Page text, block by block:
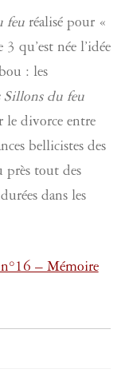
feuréalisé pour «
qu’est née l’idée
: les
Sillons du feu
le divorce entre
bellicistes des
près tout des
dans les
– Mémoire